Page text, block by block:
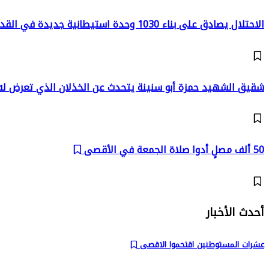
الاحتلال يصادق على بناء 1030 وحدة استيطانية جديدة في القدس
شقيق الشهيد حمزة أبو سنينة يتحدث عن الخذلان الذي تعرض
50 ألف مصلٍ أدوا صلاة الجمعة في الأقصى
أحدث الأخبار
عشرات المستوطنين اقتحموا الاقصى